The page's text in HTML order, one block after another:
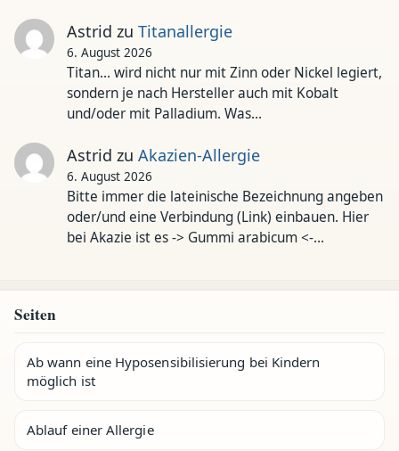
Astrid zu Titanallergie
6. August 2026
Titan... wird nicht nur mit Zinn oder Nickel legiert,
sondern je nach Hersteller auch mit Kobalt
und/oder mit Palladium. Was…
Astrid zu Akazien-Allergie
6. August 2026
Bitte immer die lateinische Bezeichnung angeben
oder/und eine Verbindung (Link) einbauen. Hier
bei Akazie ist es -> Gummi arabicum <-…
Seiten
Ab wann eine Hyposensibilisierung bei Kindern
möglich ist
Ablauf einer Allergie